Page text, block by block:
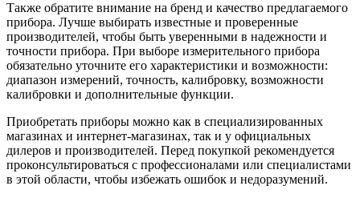
Также обратите внимание на бренд и качество предлагаемого
прибора. Лучше выбирать известные и проверенные
производителей, чтобы быть уверенными в надежности и
точности прибора. При выборе измерительного прибора
обязательно уточните его характеристики и возможности:
диапазон измерений, точность, калибровку, возможности
калибровки и дополнительные функции.
Приобретать приборы можно как в специализированных
магазинах и интернет-магазинах, так и у официальных
дилеров и производителей. Перед покупкой рекомендуется
проконсультироваться с профессионалами или специалистами
в этой области, чтобы избежать ошибок и недоразумений.